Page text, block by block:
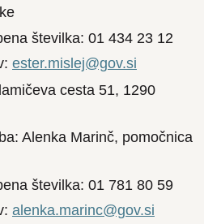
številka: 01 434 23 12
ester.mislej@gov.si
cesta 51, 1290
Alenka Marinč, pomočnica
številka: 01 781 80 59
alenka.marinc@gov.si